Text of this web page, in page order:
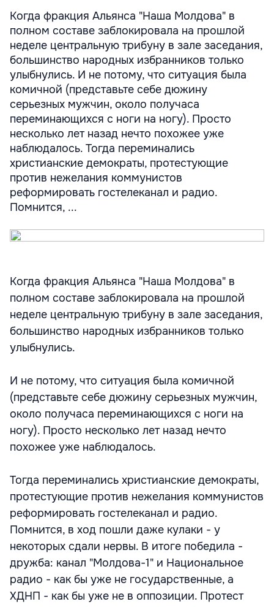
Когда фракция Альянса "Наша Молдова" в
полном составе заблокировала на прошлой
неделе центральную трибуну в зале заседания,
большинство народных избранников только
улыбнулись. И не потому, что ситуация была
комичной (представьте себе дюжину
серьезных мужчин, около получаса
переминающихся с ноги на ногу). Просто
несколько лет назад нечто похожее уже
наблюдалось. Тогда переминались
христианские демократы, протестующие
против нежелания коммунистов
реформировать гостелеканал и радио.
Помнится, ...
Когда фракция Альянса "Наша Молдова" в
полном составе заблокировала на прошлой
неделе центральную трибуну в зале заседания,
большинство народных избранников только
улыбнулись.
И не потому, что ситуация была комичной
(представьте себе дюжину серьезных мужчин,
около получаса переминающихся с ноги на
ногу). Просто несколько лет назад нечто
похожее уже наблюдалось.
Тогда переминались христианские демократы,
протестующие против нежелания коммунистов
реформировать гостелеканал и радио.
Помнится, в ход пошли даже кулаки - у
некоторых сдали нервы. В итоге победила -
дружба: канал "Молдова-1" и Национальное
радио - как бы уже не государственные, а
ХДНП - как бы уже не в оппозиции. Протест